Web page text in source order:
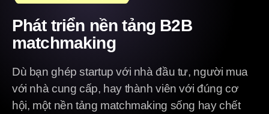
Phát triển nền tảng B2B
matchmaking
Dù bạn ghép startup với nhà đầu tư, người mua
với nhà cung cấp, hay thành viên với đúng cơ
hội, một nền tảng matchmaking sống hay chết